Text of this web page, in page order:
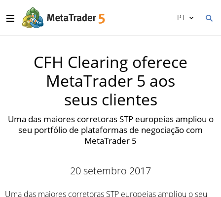
PT
CFH Clearing oferece
MetaTrader 5 aos
seus clientes
Uma das maiores corretoras STP europeias ampliou o
seu portfólio de plataformas de negociação com
MetaTrader 5
20 setembro 2017
Uma das maiores corretoras STP europeias ampliou o seu